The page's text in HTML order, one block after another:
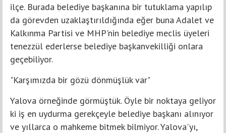
ilçe. Burada belediye başkanına bir tutuklama yapılıp
da görevden uzaklaştırıldığında eğer buna Adalet ve
Kalkınma Partisi ve MHP'nin belediye meclis üyeleri
tenezzül ederlerse belediye başkanvekilliği onlara
geçebiliyor.
"Karşımızda bir gözü dönmüşlük var"
Yalova örneğinde görmüştük. Öyle bir noktaya geliyor
ki iş en uydurma gerekçeyle belediye başkanı alınıyor
ve yıllarca o mahkeme bitmek bilmiyor. Yalova'yı,